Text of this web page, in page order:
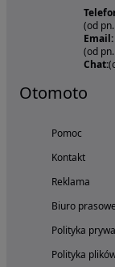
(od
(od
Chat:
Otomoto
Pomoc
Kontakt
Reklama
Biuro prasowe
Polityka
Polityka